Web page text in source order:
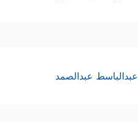
عبدالباسط عبدالصمد